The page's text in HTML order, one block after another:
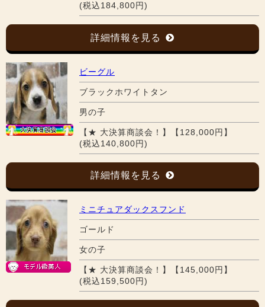
(税込184,800円)
詳細情報を見る
ビーグル
ブラックホワイトタン
男の子
【★ 大決算商談会！】【128,000円】
(税込140,800円)
詳細情報を見る
ミニチュアダックスフンド
ゴールド
女の子
【★ 大決算商談会！】【145,000円】
(税込159,500円)